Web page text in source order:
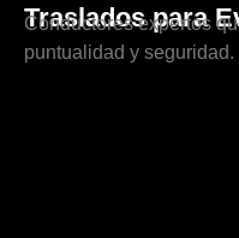
Traslados para
Conductores expertos
puntualidad y seguridad.